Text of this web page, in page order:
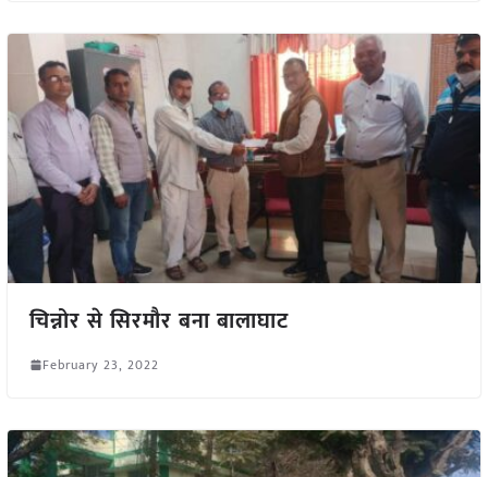
चिन्नोर से सिरमौर बना बालाघाट
February 23, 2022